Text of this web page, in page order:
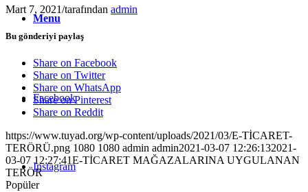
Menu
Facebook
Instagram
Mart 7, 2021/tarafından admin
Bu gönderiyi paylaş
Share on Facebook
Share on Twitter
Share on WhatsApp
Share on Pinterest
Share on Reddit
https://www.tuyad.org/wp-content/uploads/2021/03/E-TİCARET-
TERÖRÜ.png 1080 1080 admin admin2021-03-07 12:26:132021-
03-07 12:27:41E-TİCARET MAĞAZALARINA UYGULANAN
TERÖR
Popüler